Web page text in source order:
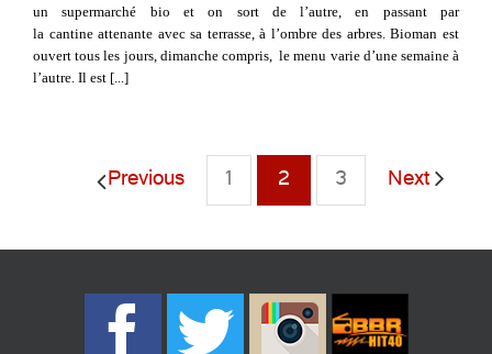
un supermarché bio et on sort de l’autre, en passant par
la cantine attenante avec sa terrasse, à l’ombre des arbres. Bioman est
ouvert tous les jours, dimanche compris, le menu varie d’une semaine à
l’autre. Il est [...]
Previous 1 2 3 Next